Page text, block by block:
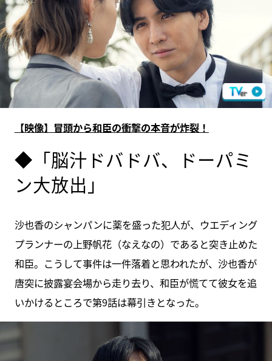
【映像】冒頭から和臣の衝撃の本音が炸裂！
◆「脳汁ドバドバ、ドーパミ
ン大放出」
沙也香のシャンパンに薬を盛った犯人が、ウエディング
プランナーの上野帆花（なえなの）であると突き止めた
和臣。こうして事件は一件落着と思われたが、沙也香が
唐突に披露宴会場から走り去り、和臣が慌てて彼女を追
いかけるところで第9話は幕引きとなった。